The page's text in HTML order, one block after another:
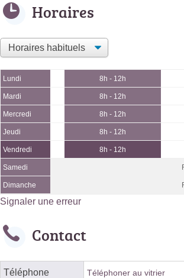
Horaires
Lundi 8h - 12h
Mardi 8h - 12h
Mercredi 8h - 12h
Jeudi 8h - 12h
Vendredi 8h - 12h
Samedi
Dimanche
Signaler une erreur
Contact
Téléphone Téléphoner au vitrier